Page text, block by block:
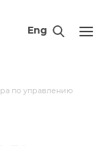
Eng
по управлению